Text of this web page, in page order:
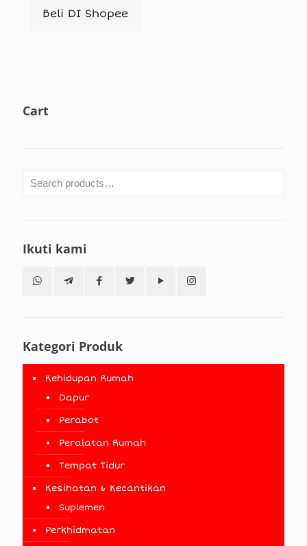
Beli DI Shopee
Cart
Ikuti kami
Kategori Produk
Kehidupan Rumah
Dapur
Perabot
Peralatan Rumah
Tempat Tidur
Kesihatan & Kecantikan
Suplemen
Perkhidmatan